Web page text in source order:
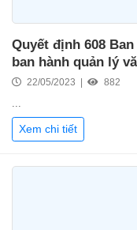
Quyết định 608
ban hành quản lý
22/05/2023 | 882
...
Xem chi tiết